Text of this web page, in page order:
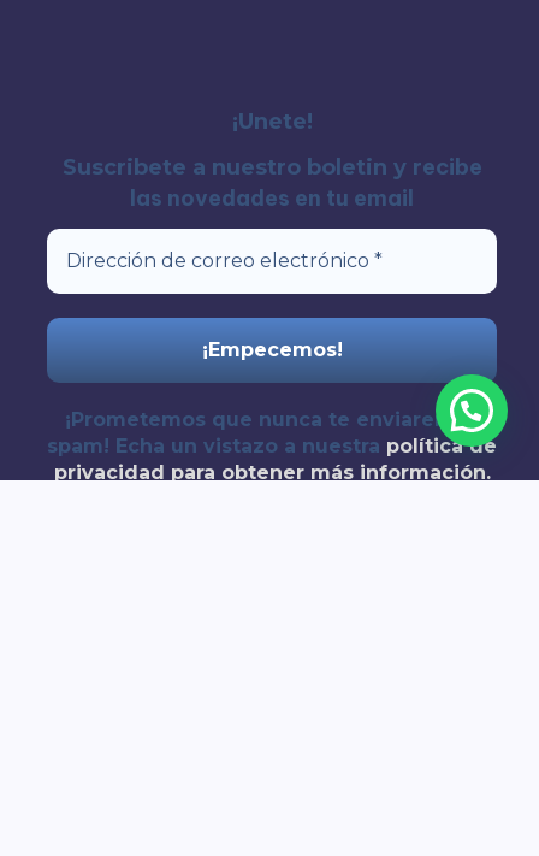
¡Unete!
Suscribete a nuestro boletin y recibe
las novedades en tu email
¡Prometemos que nunca te enviaremos
spam! Echa un vistazo a nuestra política de
privacidad para obtener más información.